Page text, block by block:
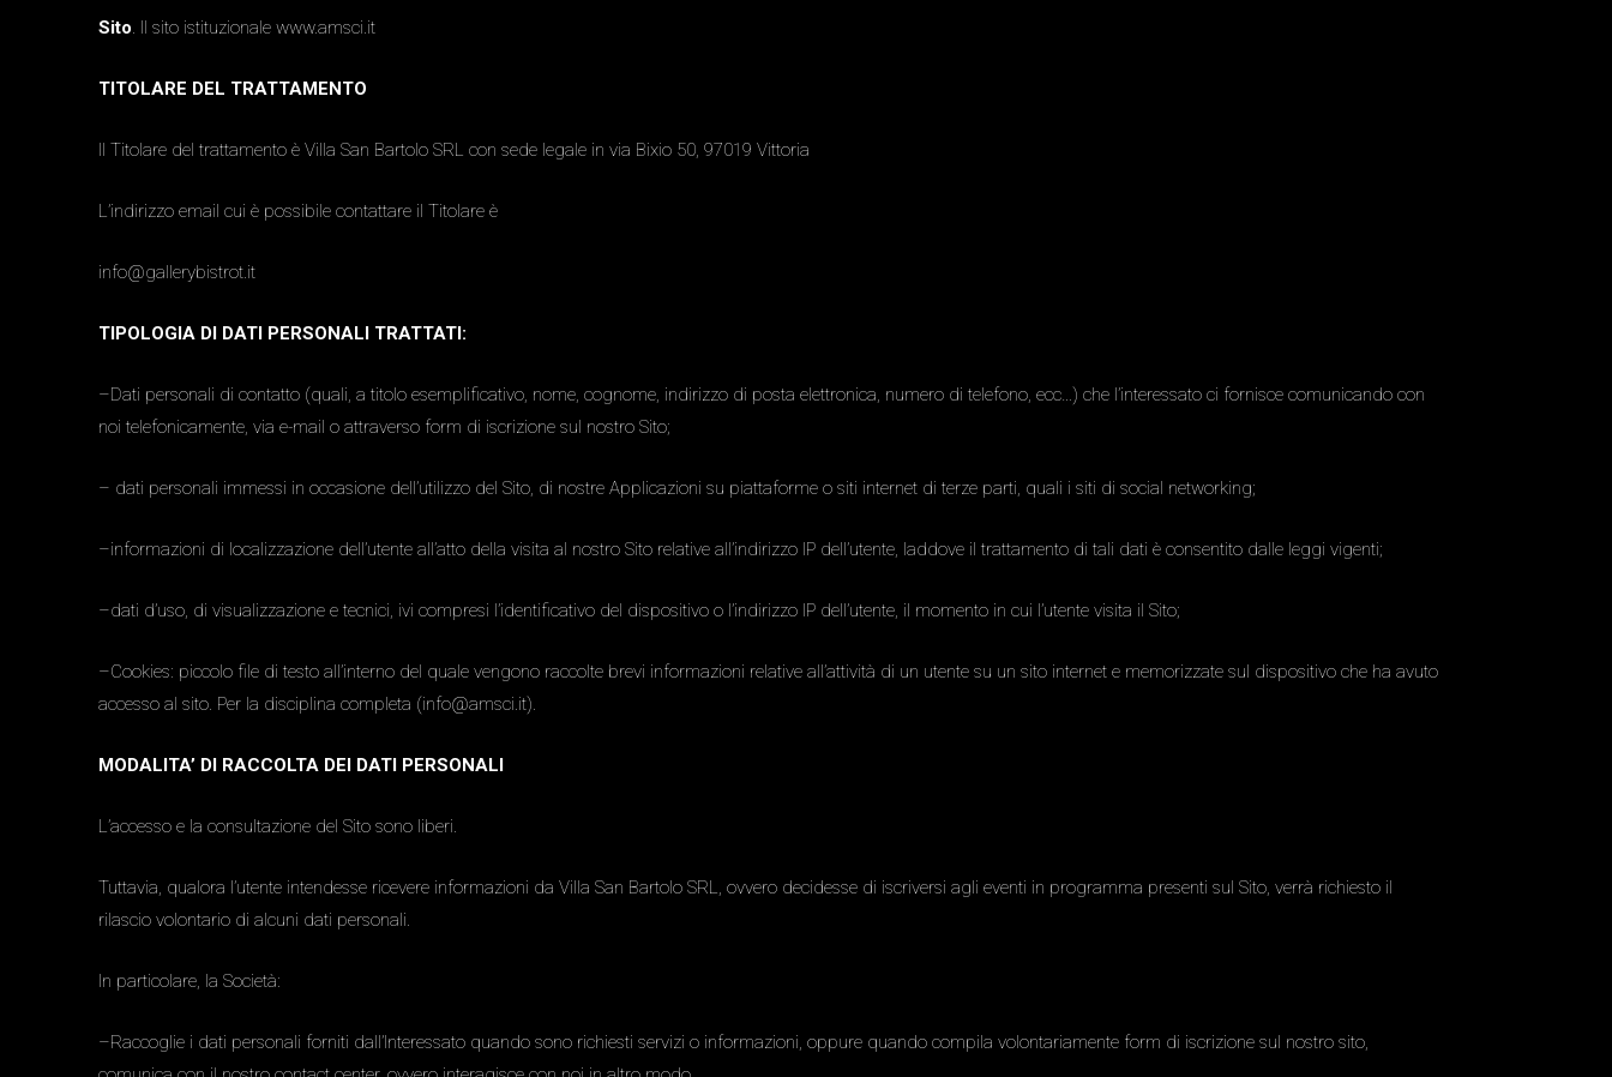
Sito. Il sito istituzionale www.amsci.it
TITOLARE DEL TRATTAMENTO
Il Titolare del trattamento è Villa San Bartolo SRL con sede legale in via Bixio 50, 97019 Vittoria
L’indirizzo email cui è possibile contattare il Titolare è
info@gallerybistrot.it
TIPOLOGIA DI DATI PERSONALI TRATTATI:
–Dati personali di contatto (quali, a titolo esemplificativo, nome, cognome, indirizzo di posta elettronica, numero di telefono, ecc…) che l’interessato ci fornisce comunicando con
noi telefonicamente, via e-mail o attraverso form di iscrizione sul nostro Sito;
– dati personali immessi in occasione dell’utilizzo del Sito, di nostre Applicazioni su piattaforme o siti internet di terze parti, quali i siti di social networking;
–informazioni di localizzazione dell’utente all’atto della visita al nostro Sito relative all’indirizzo IP dell’utente, laddove il trattamento di tali dati è consentito dalle leggi vigenti;
–dati d’uso, di visualizzazione e tecnici, ivi compresi l’identificativo del dispositivo o l’indirizzo IP dell’utente, il momento in cui l’utente visita il Sito;
–Cookies: piccolo file di testo all’interno del quale vengono raccolte brevi informazioni relative all’attività di un utente su un sito internet e memorizzate sul dispositivo che ha avuto
accesso al sito. Per la disciplina completa (info@amsci.it).
MODALITA’ DI RACCOLTA DEI DATI PERSONALI
L’accesso e la consultazione del Sito sono liberi.
Tuttavia, qualora l’utente intendesse ricevere informazioni da Villa San Bartolo SRL, ovvero decidesse di iscriversi agli eventi in programma presenti sul Sito, verrà richiesto il
rilascio volontario di alcuni dati personali.
In particolare, la Società:
–Raccoglie i dati personali forniti dall’Interessato quando sono richiesti servizi o informazioni, oppure quando compila volontariamente form di iscrizione sul nostro sito,